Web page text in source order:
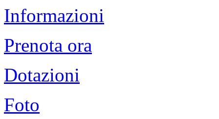
Informazioni
Prenota ora
Dotazioni
Foto